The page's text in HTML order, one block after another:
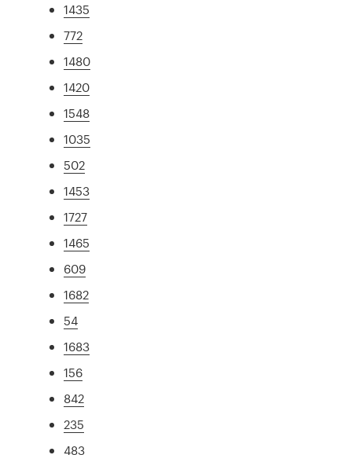
1435
772
1480
1420
1548
1035
502
1453
1727
1465
609
1682
54
1683
156
842
235
483